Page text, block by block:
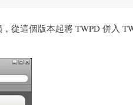
這個版本起將 TWPD 併入